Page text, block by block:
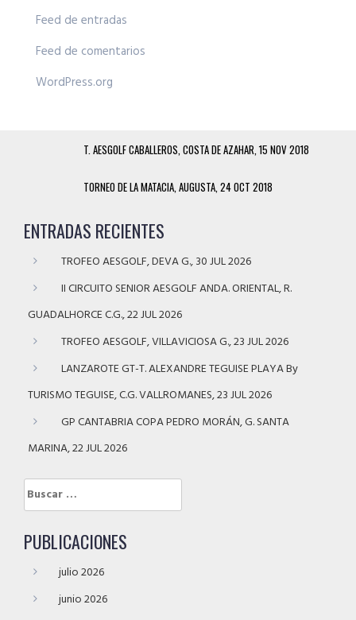
Feed de entradas
Feed de comentarios
WordPress.org
T. AESGOLF CABALLEROS, COSTA DE AZAHAR, 15 NOV 2018
TORNEO DE LA MATACIA, AUGUSTA, 24 OCT 2018
ENTRADAS RECIENTES
TROFEO AESGOLF, DEVA G., 30 JUL 2026
II CIRCUITO SENIOR AESGOLF ANDA. ORIENTAL, R.
GUADALHORCE C.G., 22 JUL 2026
TROFEO AESGOLF, VILLAVICIOSA G., 23 JUL 2026
LANZAROTE GT-T. ALEXANDRE TEGUISE PLAYA By
TURISMO TEGUISE, C.G. VALLROMANES, 23 JUL 2026
GP CANTABRIA COPA PEDRO MORÁN, G. SANTA
MARINA, 22 JUL 2026
Buscar:
PUBLICACIONES
julio 2026
junio 2026